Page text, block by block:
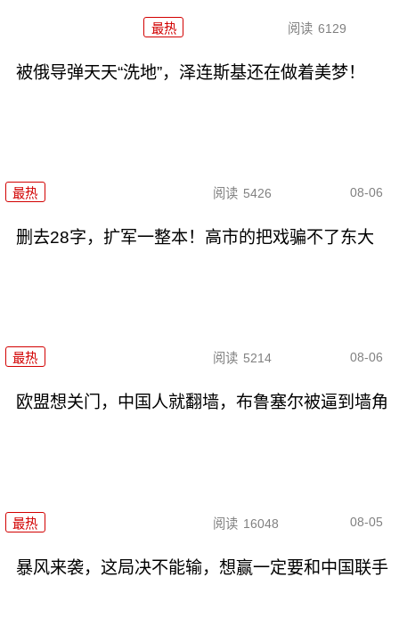
最热 阅读 6129
被俄导弹天天“洗地”，泽连斯基还在做着美梦！
最热 阅读 5426 08-06
删去28字，扩军一整本！高市的把戏骗不了东大
最热 阅读 5214 08-06
欧盟想关门，中国人就翻墙，布鲁塞尔被逼到墙角
最热 阅读 16048 08-05
暴风来袭，这局决不能输，想赢一定要和中国联手